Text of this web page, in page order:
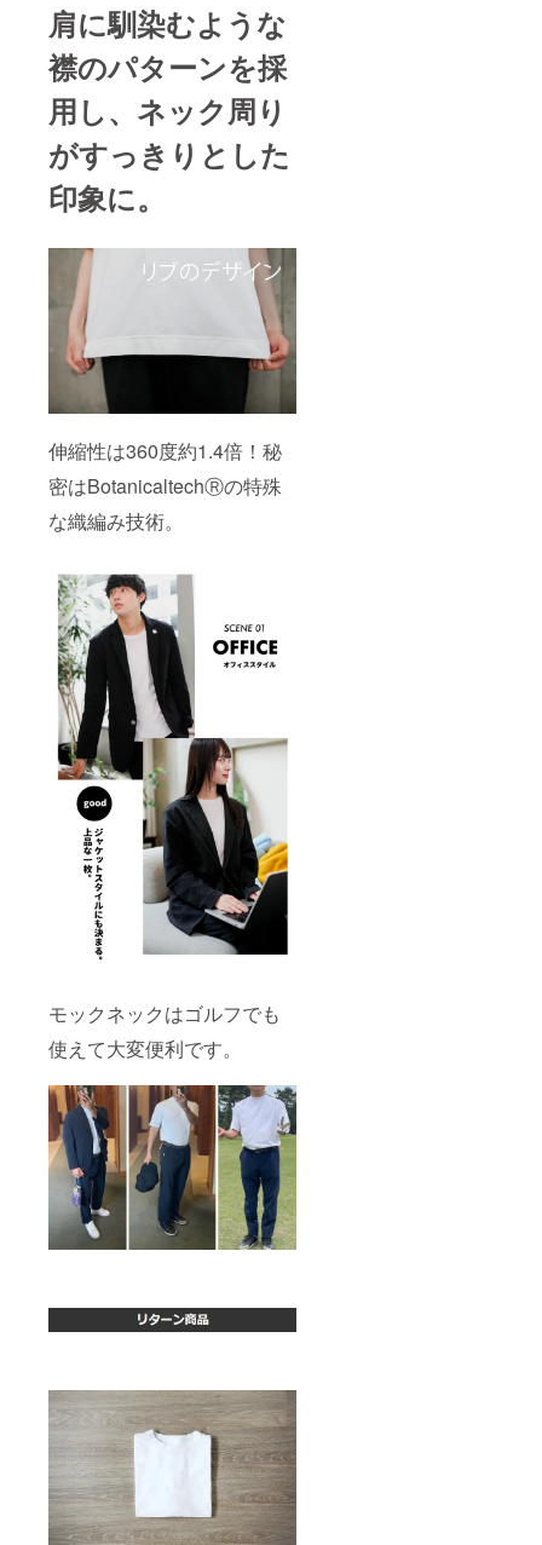
肩に馴染むような
襟のパターンを採
用し、ネック周り
がすっきりとした
印象に。
伸縮性は360度約1.4倍！秘
密はBotanicaltechⓇの特殊
な織編み技術。
モックネックはゴルフでも
使えて大変便利です。